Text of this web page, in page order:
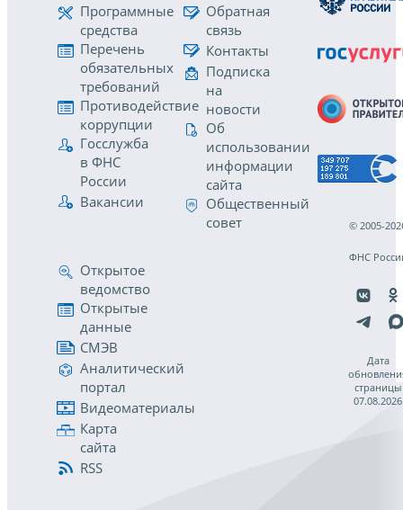
Программные
средства
Перечень
обязательных
требований
Противодействие
коррупции
Госслужба
в ФНС
России
Вакансии
Обратная
связь
Контакты
Подписка
на
новости
Об
использовании
информации
сайта
Общественный
совет
Открытое
ведомство
Открытые
данные
СМЭВ
Аналитический
портал
Видеоматериалы
Карта
сайта
RSS
© 2005-
ФНС
Дата
страницы
07.08.2026